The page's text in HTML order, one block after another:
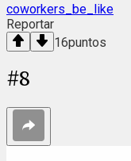
coworkers_be_like
Reportar
16puntos
#8